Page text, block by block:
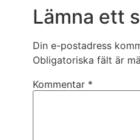
Lämna ett
Din e-postadress
Obligatoriska fält är
Kommentar *